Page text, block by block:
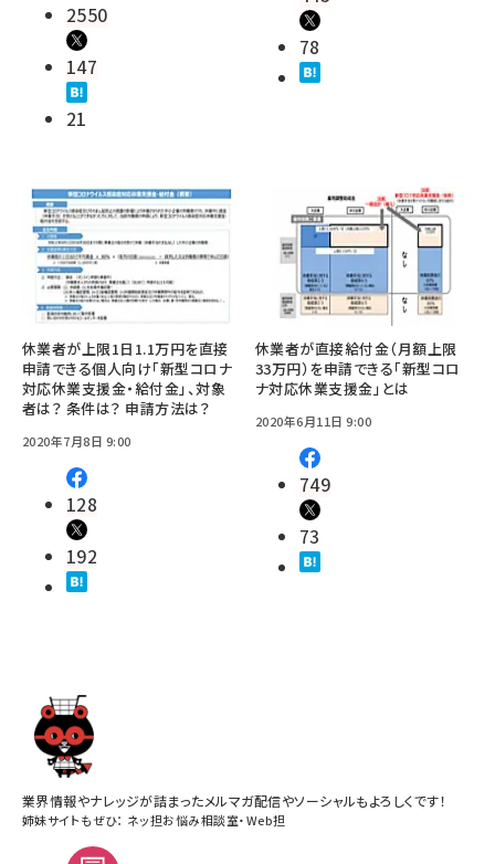
2550
147
21
78
休業者が上限1日1.1万円を直接
申請できる個人向け「新型コロナ
対応休業支援金・給付金」、対象
者は？ 条件は？ 申請方法は？
2020年7月8日 9:00
128
192
休業者が直接給付金（月額上限
33万円）を申請できる「新型コロ
ナ対応休業支援金」とは
2020年6月11日 9:00
749
73
業界情報やナレッジが詰まったメルマガ配信やソーシャルもよろしくです！
姉妹サイトもぜひ： ネッ担お悩み相談室・Web担